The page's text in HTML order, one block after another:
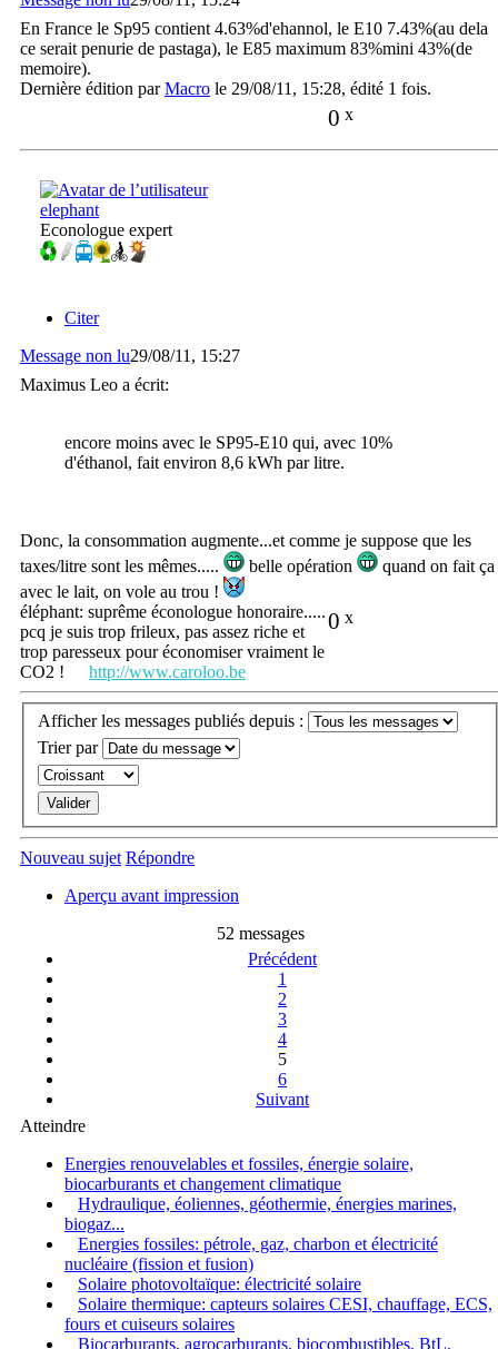
En France le Sp95 contient 4.63%d'ehannol, le E10 7.43%(au dela
ce serait penurie de pastaga), le E85 maximum 83%mini 43%(de
memoire).
Dernière édition parMacro le 29/08/11, 15:28, édité 1 fois.
0 x
elephant
Econologue expert
Citer
Message non lu29/08/11, 15:27
Maximus Leo a écrit:
encore moins avec le SP95-E10 qui, avec 10%
d'éthanol, fait environ 8,6 kWh par litre.
Donc, la consommation augmente...et comme je suppose que les
taxes/litre sont les mêmes.....
belle opération
quand on fait ça
avec le lait, on vole au trou !
0 x
éléphant: suprême éconologue honoraire.....
pcq je suis trop frileux, pas assez riche et
trop paresseux pour économiser vraiment le
CO2 !
http://www.caroloo.be
Afficher les messages publiés depuis :
Trier par
Nouveau sujet Répondre
Aperçu avant impression
52 messages
Précédent
1
2
3
4
5
6
Suivant
Atteindre
Energies renouvelables et fossiles, énergie solaire,
biocarburants et changement climatique
Hydraulique, éoliennes, géothermie, énergies marines,
biogaz...
Energies fossiles: pétrole, gaz, charbon et électricité
nucléaire (fission et fusion)
Solaire photovoltaïque: électricité solaire
Solaire thermique: capteurs solaires CESI, chauffage, ECS,
fours et cuiseurs solaires
Biocarburants, agrocarburants, biocombustibles, BtL,